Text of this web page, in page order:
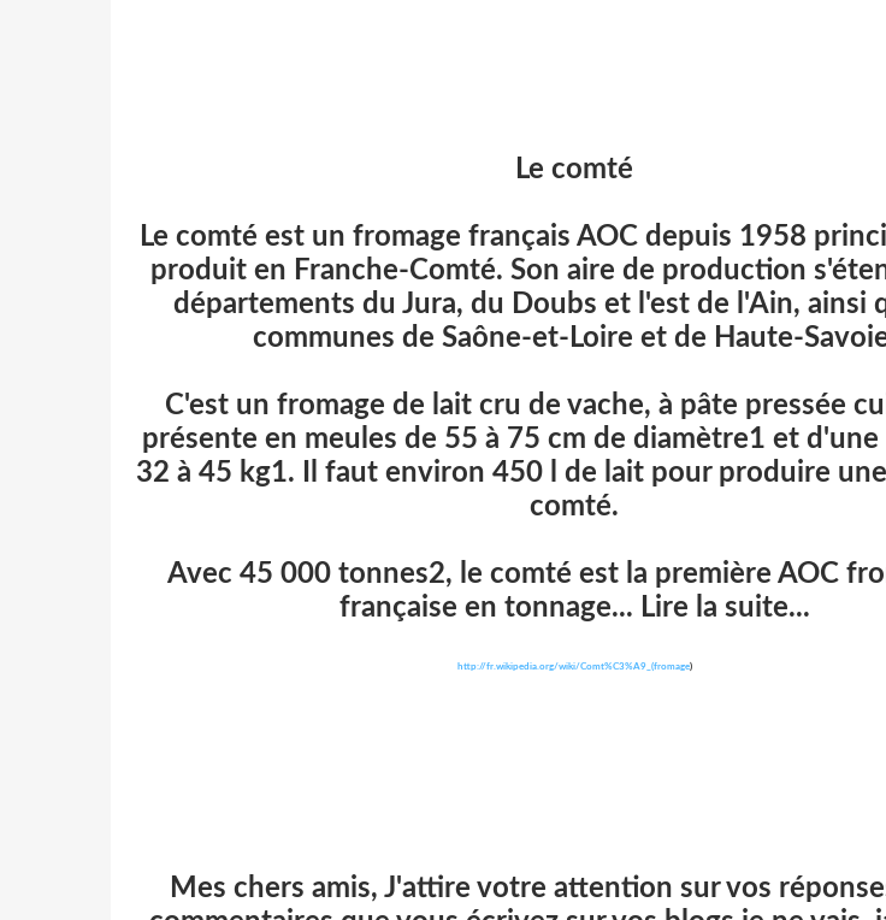
Le comté
Le comté est un fromage français AOC depuis 1958
produit en Franche-Comté. Son aire de production
départements du Jura, du Doubs et l'est de l'Ain, ainsi
communes de Saône-et-Loire et de Haute-
C'est un fromage de lait cru de vache, à pâte pressée
présente en meules de 55 à 75 cm de diamètre1 et d'une
32 à 45 kg1. Il faut environ 450 l de lait pour produire
comté.
Avec 45 000 tonnes2, le comté est la première AOC
française en tonnage... Lire la suite...
http://fr.wikipedia.org/wiki/Comt%C3%A9_(fromage)
Mes chers amis, J'attire votre attention sur vos